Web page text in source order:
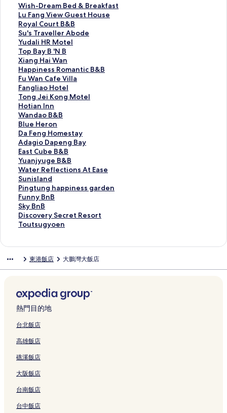
Wish-Dream Bed & Breakfast
W
i
s
h
-
D
r
e
a
m
B
e
d
&
B
r
e
a
k
f
a
s
t
的
連
Lu Fang View Guest House
L
u
F
a
n
g
V
i
e
w
G
u
e
s
t
H
o
u
s
e
的
連
結
Royal Court B&B
R
o
y
a
l
C
o
u
r
t
B
&
B
的
連
結
Su's Traveller Abode
S
u
'
s
T
r
a
v
e
l
l
e
r
A
b
o
d
e
的
連
結
Yudali HR Motel
Y
u
d
a
l
i
H
R
M
o
t
e
l
的
連
結
Top Bay B 'N B
T
o
p
B
a
y
B
'
N
B
的
連
結
Xiang Hai Wan
X
i
a
n
g
H
a
i
W
a
n
的
連
結
Happiness Romantic B&B
H
a
p
p
i
n
e
s
s
R
o
m
a
n
t
i
c
B
連
結
Fu Wan Cafe Villa
F
u
W
a
n
C
a
f
e
V
i
l
l
a
的
連
結
Fangliao Hotel
F
a
n
g
l
i
a
o
H
o
t
e
l
的
連
結
Tong Jei Kong Motel
T
o
n
g
J
e
i
K
o
n
g
M
o
t
e
結
Hotian Inn
H
o
t
i
a
n
I
n
n
的
連
結
Wandao B&B
W
a
n
d
a
o
B
&
B
的
連
結
Blue Heron
B
l
u
e
H
e
r
o
n
的
連
結
Da Feng Homestay
D
a
F
e
n
g
H
o
m
e
s
的
連
Adagio Dapeng Bay
A
d
a
g
i
o
D
a
p
e
y
結
East Cube B&B
E
a
s
t
C
u
b
e
B
連
結
Yuanjyuge B&B
Y
u
a
n
j
y
u
g
的
Water Reflections At Ease
W
a
t
e
r
R
e
t
n
s
A
t
a
e
的
連
結
Sunisland
S
u
n
i
s
l
的
連
Pingtung happiness garden
P
i
n
g
t
a
i
n
e
s
g
r
d
e
n
連
Funny BnB
F
u
n
n
的
Sky BnB
S
k
y
的
連
Discovery Secret Resort
D
i
e
S
e
c
r
t
e
s
o
r
的
Toutsugyoen
T
u
o
e
n
的
結
東港飯店 大鵬灣大飯店
熱門目的地
台北飯店
高雄飯店
礁溪飯店
大阪飯店
台南飯店
台中飯店